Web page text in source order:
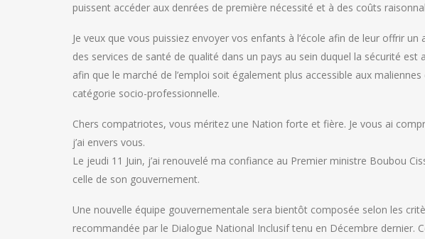
puissent accéder aux denrées de première nécessité et à des coûts
Je veux que vous puissiez envoyer vos enfants à l’école afin de leur offrir
des services de santé de qualité dans un pays au sein duquel la sécurité est
afin que le marché de l’emploi soit également plus accessible aux
catégorie socio-professionnelle.
Chers compatriotes, vous méritez une Nation forte et fière. Je vous ai
j’ai envers vous.
Le jeudi 11 Juin, j’ai renouvelé ma confiance au Premier ministre Boubou
celle de son gouvernement.
Une nouvelle équipe gouvernementale sera bientôt composée selon les
recommandée par le Dialogue National Inclusif tenu en Décembre dernier.